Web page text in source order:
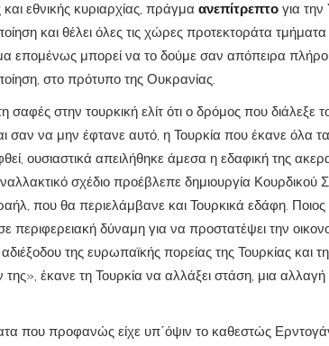
και εθνικής κυριαρχίας, πράγμα ανεπίτρεπτο για την
και θέλει όλες τις χώρες προτεκτοράτα
επομένως μπορεί να το δούμε σαν απόπειρα
στο πρότυπο της Ουκρανίας.
σαφές στην τουρκική ελίτ ότι ο δρόμος που
σαν να μην έφτανε αυτό, η Τουρκία που έκανε
ουσιαστικά απειλήθηκε άμεσα η εδαφική της
σχέδιο προέβλεπε δημιουργία Κουρδικού
που θα περιελάμβανε και Τουρκικά εδάφη.
περιφερειακή δύναμη για να προστατέψει την
της ευρωπαϊκής πορείας της Τουρκίας
έκανε τη Τουρκία να αλλάξει στάση, μια
που προφανώς είχε υπ΄όψιν το καθεστώς